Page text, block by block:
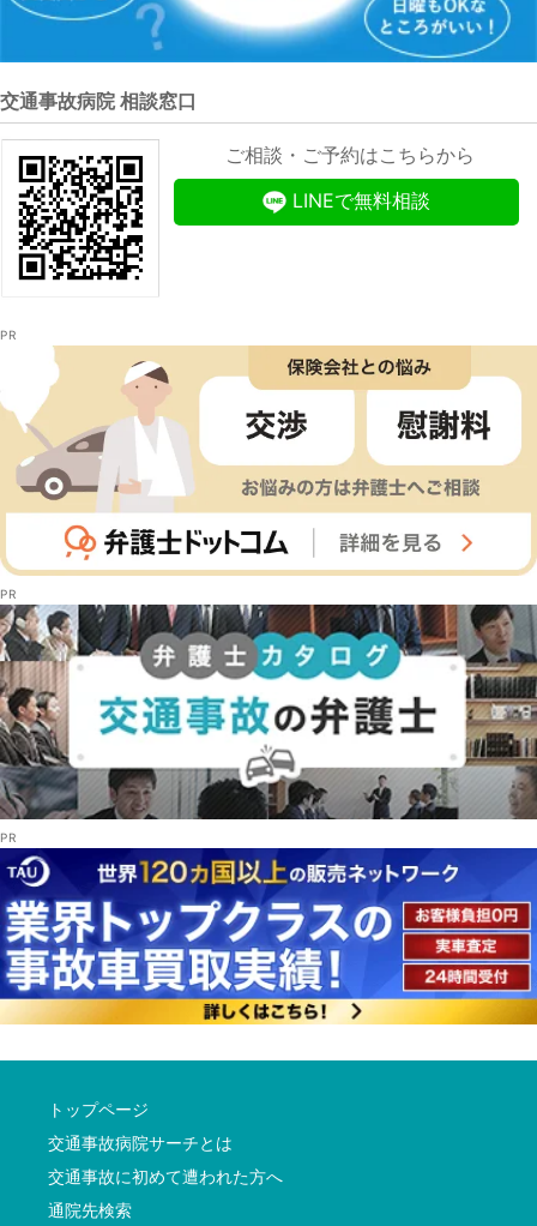
交通事故病院 相談窓口
ご相談・ご予約はこちらから
LINEで無料相談
トップページ
交通事故病院サーチとは
交通事故に初めて遭われた方へ
通院先検索